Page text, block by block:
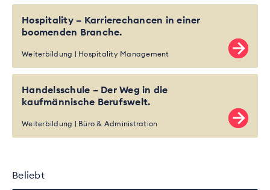
Hospitality – Karrierechancen in einer
boomenden Branche.
Weiterbildung Hospitality Management
Handelsschule – Der Weg in die
kaufmännische Berufswelt.
Weiterbildung Büro & Administration
Beliebt